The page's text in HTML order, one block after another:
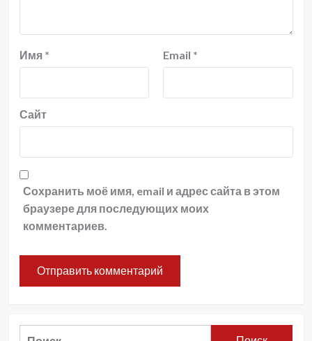
Имя * Email *
Сайт
Сохранить моё имя, email и адрес сайта в этом
браузере для последующих моих
комментариев.